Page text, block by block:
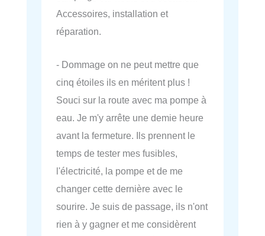
Accessoires, installation et
réparation.
- Dommage on ne peut mettre que
cinq étoiles ils en méritent plus !
Souci sur la route avec ma pompe à
eau. Je m'y arrête une demie heure
avant la fermeture. Ils prennent le
temps de tester mes fusibles,
l'électricité, la pompe et de me
changer cette dernière avec le
sourire. Je suis de passage, ils n'ont
rien à y gagner et me considèrent